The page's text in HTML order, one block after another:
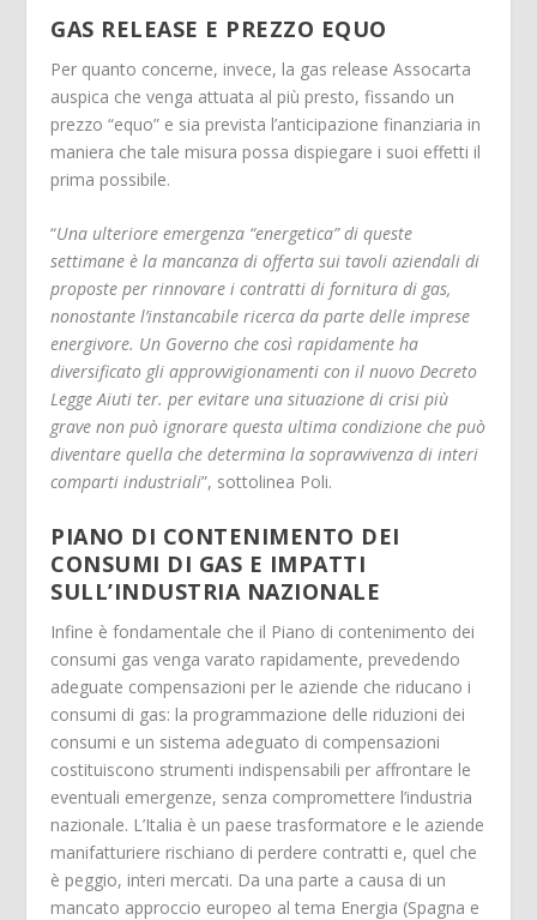
GAS RELEASE E PREZZO EQUO
Per quanto concerne, invece, la gas release Assocarta
auspica che venga attuata al più presto, fissando un
prezzo “equo” e sia prevista l’anticipazione finanziaria in
maniera che tale misura possa dispiegare i suoi effetti il
prima possibile.
“Una ulteriore emergenza “energetica” di queste
settimane è la mancanza di offerta sui tavoli aziendali di
proposte per rinnovare i contratti di fornitura di gas,
nonostante l’instancabile ricerca da parte delle imprese
energivore. Un Governo che così rapidamente ha
diversificato gli approvvigionamenti con il nuovo Decreto
Legge Aiuti ter. per evitare una situazione di crisi più
grave non può ignorare questa ultima condizione che può
diventare quella che determina la sopravvivenza di interi
comparti industriali”, sottolinea Poli.
PIANO DI CONTENIMENTO DEI
CONSUMI DI GAS E IMPATTI
SULL’INDUSTRIA NAZIONALE
Infine è fondamentale che il Piano di contenimento dei
consumi gas venga varato rapidamente, prevedendo
adeguate compensazioni per le aziende che riducano i
consumi di gas: la programmazione delle riduzioni dei
consumi e un sistema adeguato di compensazioni
costituiscono strumenti indispensabili per affrontare le
eventuali emergenze, senza compromettere l’industria
nazionale. L’Italia è un paese trasformatore e le aziende
manifatturiere rischiano di perdere contratti e, quel che
è peggio, interi mercati. Da una parte a causa di un
mancato approccio europeo al tema Energia (Spagna e